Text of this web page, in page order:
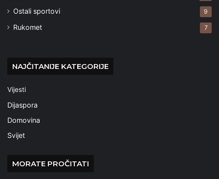
Ostali sportovi 9
Rukomet 7
NAJČITANIJE KATEGORIJE
Vijesti
Dijaspora
Domovina
Svijet
MORATE PROČITATI